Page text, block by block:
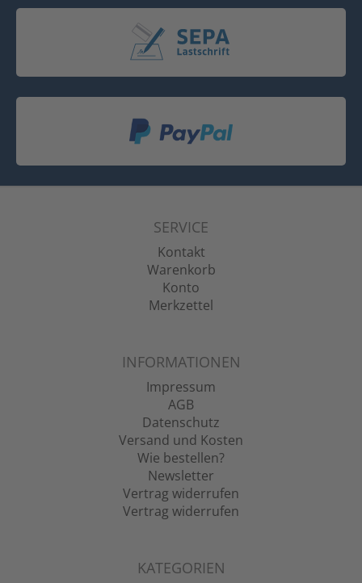
SERVICE
Kontakt
Warenkorb
Konto
Merkzettel
INFORMATIONEN
Impressum
AGB
Datenschutz
Versand und Kosten
Wie bestellen?
Newsletter
Vertrag widerrufen
Vertrag widerrufen
KATEGORIEN